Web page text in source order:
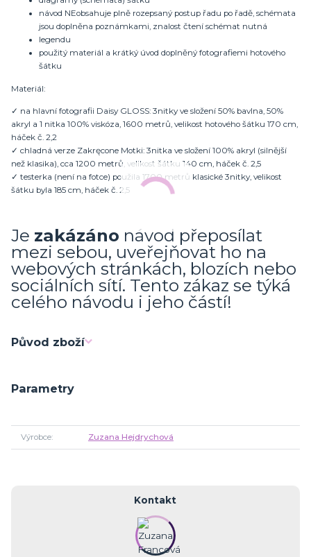
návod NEobsahuje plně rozepsaný postup řadu po řadě, schémata
jsou doplněna poznámkami, znalost čtení schémat nutná
legendu
použitý materiál a krátký úvod doplněný fotografiemi hotového
šátku
Materiál:
✓ na hlavní fotografii Daisy GLOSS: 3nitky ve složení 50% bavlna, 50%
akryl a 1 nitka 100% viskóza, 1600 metrů, velikost hotového šátku 170 cm,
háček č. 2,2
✓ chladná verze Zakręcone Motki: 3nitka ve složení 100% akryl (silnější
než klasika), cca 1200 metrů, velikost šátku 140 cm, háček č. 2,5
✓ testerka (není na fotce) použila 1700 metrů klasické 3nitky, velikost
šátku byla 185 cm, háček č. 2,5
Je zakázáno návod přeposílat
mezi sebou, uveřejňovat ho na
webových stránkách, blozích nebo
sociálních sítí. Tento zákaz se týká
celého návodu i jeho částí!
Původ zboží
Parametry
Výrobce Zuzana Hejdrychová
Kontakt